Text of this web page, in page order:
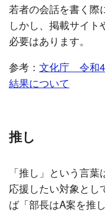
若者の会話を書く際
しかし、掲載サイト
必要はあります。
参考： 文化庁 令和4
結果について
推し
「推し」という言
応援したい対象とし
ば「部長はA案を推